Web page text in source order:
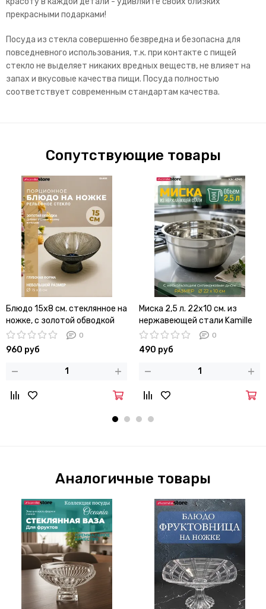
прекрасными подарками!
Посуда из стекла совершенно безвредна и безопасна для
повседневного использования, т.к. при контакте с пищей
стекло не выделяет никаких вредных веществ, не влияет на
запах и вкусовые качества пищи. Посуда полностью
соответствует современным стандартам качества.
Сопутствующие товары
Блюдо 15х8 см. стеклянное на
ножке, с золотой обводкой
0
960 руб
Миска 2,5 л. 22х10 см. из
нержавеющей стали Kamille
КМ 4348 c силиконовым дном
0
490 руб
Аналогичные товары